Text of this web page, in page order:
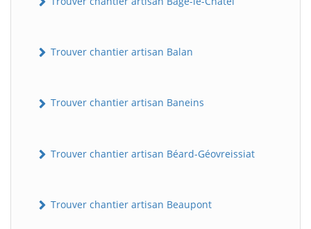
Trouver chantier artisan Balan
Trouver chantier artisan Baneins
Trouver chantier artisan Béard-Géovreissiat
Trouver chantier artisan Beaupont